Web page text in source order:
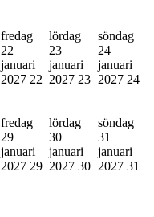
fredag
22
januari
2027 22
lördag
23
januari
2027 23
söndag
24
januari
2027 24
fredag
29
januari
2027 29
lördag
30
januari
2027 30
söndag
31
januari
2027 31